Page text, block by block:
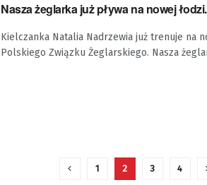
Nasza żeglarka już pływa na nowej
Kielczanka Natalia Nadrzewia już trenuje na
Polskiego Związku Żeglarskiego. Nasza
1 2 3 4